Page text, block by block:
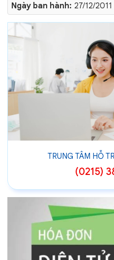
Ngày ban hành: 27/12/2011
TRUNG TÂM HỖ
(0215)